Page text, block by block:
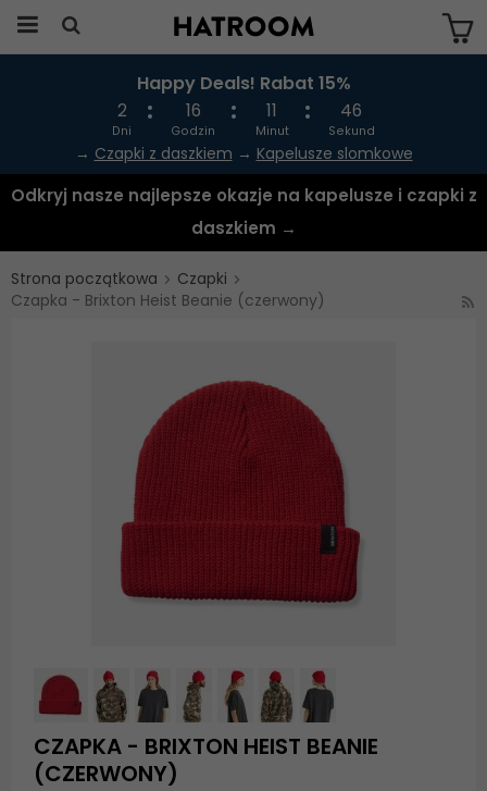
Produkten har blivit tillagd i varukorgen
Happy Deals! Rabat 15%
2
Dni
16
Godzin
11
Minut
45
Sekund
→ Czapki z daszkiem → Kapelusze slomkowe
Odkryj nasze najlepsze okazje na kapelusze i czapki z
daszkiem →
Strona początkowa
Czapki
Czapka - Brixton Heist Beanie (czerwony)
CZAPKA - BRIXTON HEIST BEANIE
(CZERWONY)